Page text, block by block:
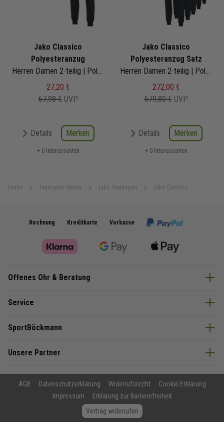
Home Teamsport Serien Jako Teamsport Jako Classico
Jako Classico
Polyesteranzug
27,20 €
67,98 € UVP
Details Merken
+ 0 Interessenten
Jako Classico
Polyesteranzug Satz
272,00 €
679,80 € UVP
Details Merken
+ 0 Interessenten
Rechnung Kreditkarte Vorkasse
Offenes Ohr & Beratung
Service
SportBöckmann
Unsere Partner
AGB Datenschutzerklärung Widerrufsrecht
Cookie Erklärung
Impressum
Erklärung zur Barrierefreiheit
Vertrag widerrufen